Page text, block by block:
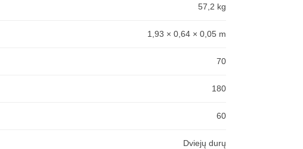
57,2 kg
1,93 × 0,64 × 0,05 m
70
180
60
Dviejų durų